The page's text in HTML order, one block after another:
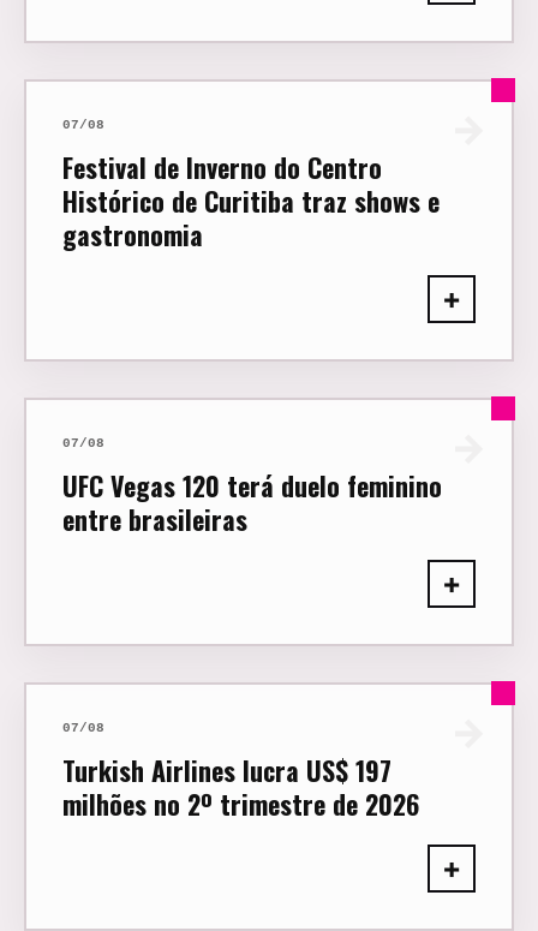
07/08
Festival de Inverno do Centro
Histórico de Curitiba traz shows e
gastronomia
+
07/08
UFC Vegas 120 terá duelo feminino
entre brasileiras
+
07/08
Turkish Airlines lucra US$ 197
milhões no 2º trimestre de 2026
+